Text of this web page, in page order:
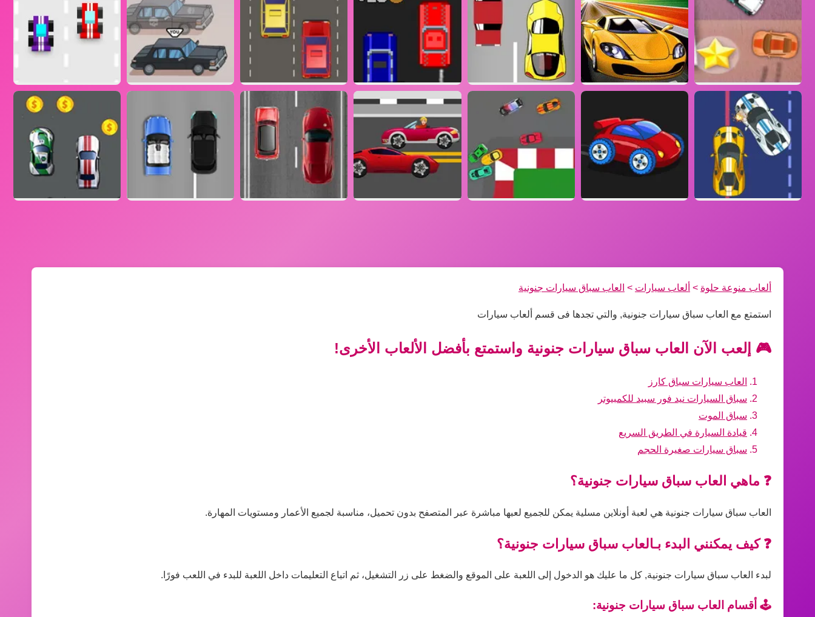
ألعاب منوعة حلوة > ألعاب سيارات > العاب سباق سيارات جنونية
استمتع مع العاب سباق سيارات جنونية, والتي تجدها فى قسم ألعاب سيارات
🎮 إلعب الآن العاب سباق سيارات جنونية واستمتع بأفضل الألعاب الأخرى!
العاب سيارات سباق كارز
سباق السيارات نيد فور سبيد للكمبيوتر
سباق الموت
قيادة السيارة في الطريق السريع
سباق سيارات صغيرة الحجم
❓ ماهي العاب سباق سيارات جنونية؟
العاب سباق سيارات جنونية هي لعبة أونلاين مسلية يمكن للجميع لعبها مباشرة عبر المتصفح بدون تحميل، مناسبة لجميع الأعمار ومستويات المهارة.
❓ كيف يمكنني البدء بـالعاب سباق سيارات جنونية؟
لبدء العاب سباق سيارات جنونية, كل ما عليك هو الدخول إلى اللعبة على الموقع والضغط على زر التشغيل، ثم اتباع التعليمات داخل اللعبة للبدء في اللعب فورًا.
🕹️ أقسام العاب سباق سيارات جنونية: